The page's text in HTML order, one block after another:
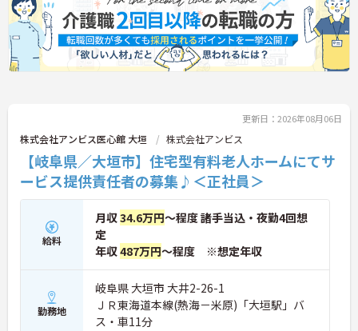
更新日：2026年08月06日
株式会社アンビス医心館 大垣 株式会社アンビス
【岐阜県／大垣市】住宅型有料老人ホームにてサ
ービス提供責任者の募集♪＜正社員＞
給料
月収34.6万円～程度 諸手当込・夜勤4回想
定
年収487万円～程度 ※想定年収
勤務地
岐阜県 大垣市 大井2-26-1
ＪＲ東海道本線(熱海－米原)「大垣駅」バ
ス・車11分